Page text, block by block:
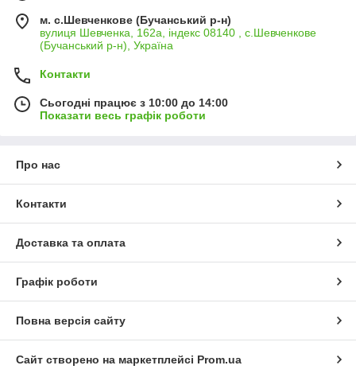
м. с.Шевченкове (Бучанський р-н)
вулиця Шевченка, 162а, індекс 08140 , с.Шевченкове
(Бучанський р-н), Україна
Контакти
Сьогодні працює з 10:00 до 14:00
Показати весь графік роботи
Про нас
Контакти
Доставка та оплата
Графік роботи
Повна версія сайту
Сайт створено на маркетплейсі Prom.ua